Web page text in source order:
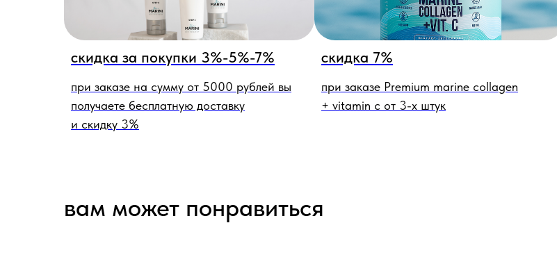
скидка за покупки 3%-5%-7%
при заказе на сумму от 5000 рублей вы
получаете бесплатную доставку
и скидку 3%
скидка 7%
при заказе Premium marine collagen
+ vitamin c от 3-х штук
вам может понравиться